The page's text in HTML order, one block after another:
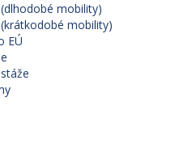
mobility)
mobility)
EÚ